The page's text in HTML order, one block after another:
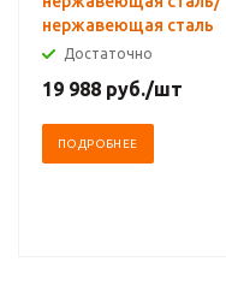
нержавеющая сталь
Достаточно
19 988 руб./шт
ПОДРОБНЕЕ